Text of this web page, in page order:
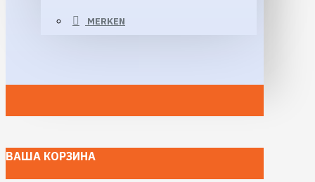
MERKEN
ВАША КОРЗИНА